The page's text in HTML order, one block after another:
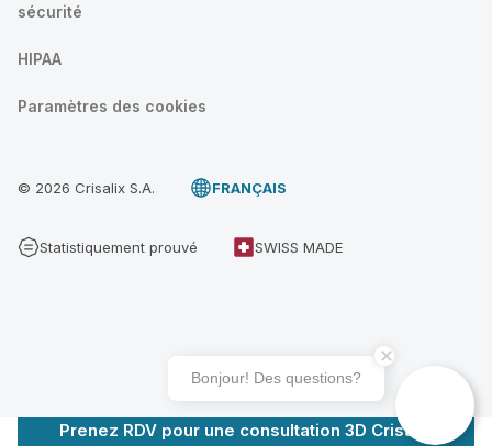
Prenez RDV pour une consultation 3D Crisalix
sécurité
HIPAA
Paramètres des cookies
© 2026 Crisalix S.A. FRANÇAIS
Statistiquement prouvé SWISS MADE
Bonjour! Des questions?